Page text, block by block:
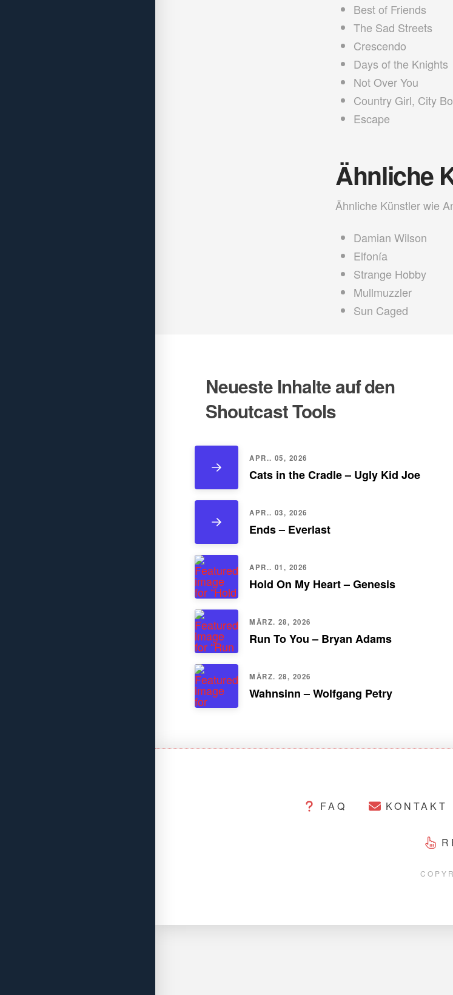
Best of Friends
The Sad Streets
Crescendo
Days of the Knights
Not Over You
Country Girl, City
Escape
Ähnliche
Ähnliche Künstler wie
Damian Wilson
Elfonía
Strange Hobby
Mullmuzzler
Sun Caged
Neueste Inhalte auf den
Shoutcast Tools
APR.. 05, 2026
Cats in the Cradle – Ugly Kid Joe
APR.. 03, 2026
Ends – Everlast
APR.. 01, 2026
Hold On My Heart – Genesis
MÄRZ. 28, 2026
Run To You – Bryan Adams
MÄRZ. 28, 2026
Wahnsinn – Wolfgang Petry
FAQ KONTAKT